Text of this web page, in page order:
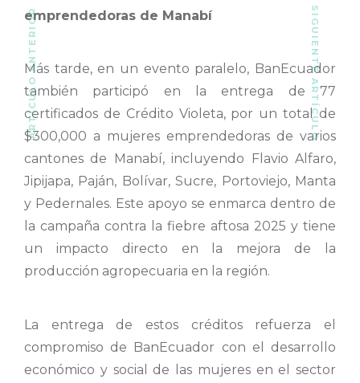
emprendedoras de Manabí
Más tarde, en un evento paralelo, BanEcuador
también participó en la entrega de 77
certificados de Crédito Violeta, por un total de
$300,000 a mujeres emprendedoras de varios
cantones de Manabí, incluyendo Flavio Alfaro,
Jipijapa, Paján, Bolívar, Sucre, Portoviejo, Manta
y Pedernales. Este apoyo se enmarca dentro de
la campaña contra la fiebre aftosa 2025 y tiene
un impacto directo en la mejora de la
producción agropecuaria en la región.
La entrega de estos créditos refuerza el
compromiso de BanEcuador con el desarrollo
económico y social de las mujeres en el sector
ARTÍCULO ANTERIOR SIGUIENTE ARTÍCULO